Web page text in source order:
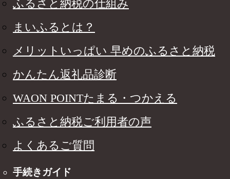
ふるさと納税の仕組み
まいふるとは？
メリットいっぱい 早めのふるさと納税
かんたん返礼品診断
WAON POINTたまる・つかえる
ふるさと納税ご利用者の声
よくあるご質問
手続きガイド